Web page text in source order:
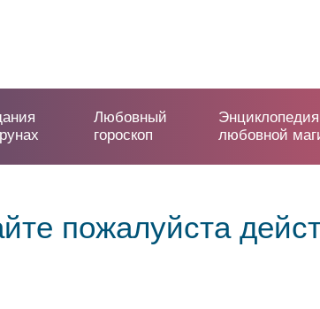
Любовный
гороскоп
Энциклопедия
любовной
пожалуйста